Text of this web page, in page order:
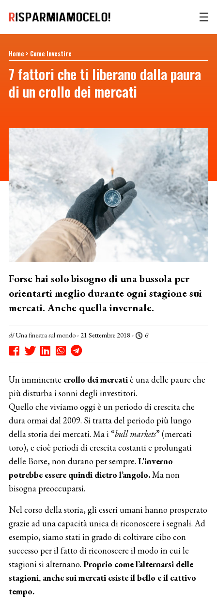
Home > Come Investire
7 fattori che ti liberano dalla paura
di un crollo dei mercati
Forse hai solo bisogno di una bussola per
orientarti meglio durante ogni stagione sui
mercati. Anche quella invernale.
di Una finestra sul mondo- 21 Settembre 2018 - 6'
Un imminente crollo dei mercatiè una delle paure che
più disturba i sonni degli investitori.
Quello che viviamo oggi è un periodo di crescita che
dura ormai dal 2009. Si tratta del periodo più lungo
della storia dei mercati. Ma i “bull markets” (mercati
toro), e cioè periodi di crescita costanti e prolungati
delle Borse, non durano per sempre. L’inverno
potrebbe essere quindi dietro l’angolo.Ma non
bisogna preoccuparsi.
Nel corso della storia, gli esseri umani hanno prosperato
grazie ad una capacità unica di riconoscere i segnali. Ad
esempio, siamo stati in grado di coltivare cibo con
successo per il fatto di riconoscere il modo in cui le
stagioni si alternano. Proprio come l’alternarsi delle
stagioni, anche sui mercati esiste il bello e il cattivo
tempo.